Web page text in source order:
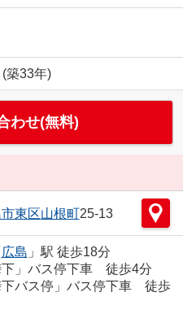
築33年)
わせ(無料)
東区山根町25-13
広島 」駅 徒歩18分
下」バス停下車 徒歩4分
下バス停」バス停下車 徒歩